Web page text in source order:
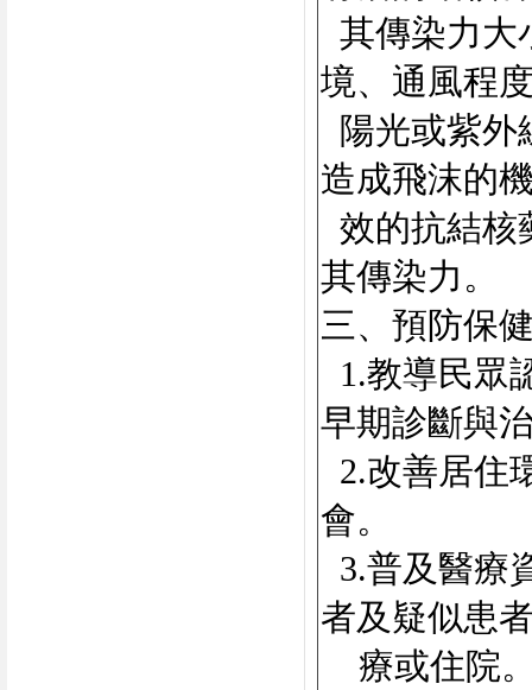
其傳染力大
境、通風程
陽光或紫外
造成飛沫的
效的抗結核
其傳染力。
三、預防保
1.教導民眾
早期診斷與
2.改善居住
會。
3.普及醫療
者及疑似患
療或住院